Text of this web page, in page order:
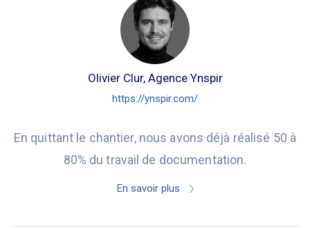
Olivier Clur, Agence Ynspir
https://ynspir.com/
En quittant le chantier, nous avons déjà réalisé 50 à
80% du travail de documentation.
En savoir plus